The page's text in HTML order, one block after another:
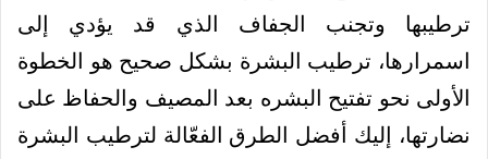
ترطيبها وتجنب الجفاف الذي قد يؤدي إلى
اسمرارها، ترطيب البشرة بشكل صحيح هو الخطوة
الأولى نحو تفتيح البشره بعد المصيف والحفاظ على
نضارتها، إليك أفضل الطرق الفعّالة لترطيب البشرة